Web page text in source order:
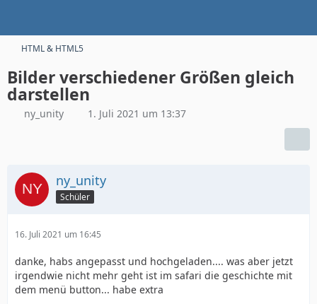
HTML & HTML5
Bilder verschiedener Größen gleich
darstellen
ny_unity 1. Juli 2021 um 13:37
ny_unity
Schüler
16. Juli 2021 um 16:45
danke, habs angepasst und hochgeladen.... was aber jetzt
irgendwie nicht mehr geht ist im safari die geschichte mit
dem menü button... habe extra